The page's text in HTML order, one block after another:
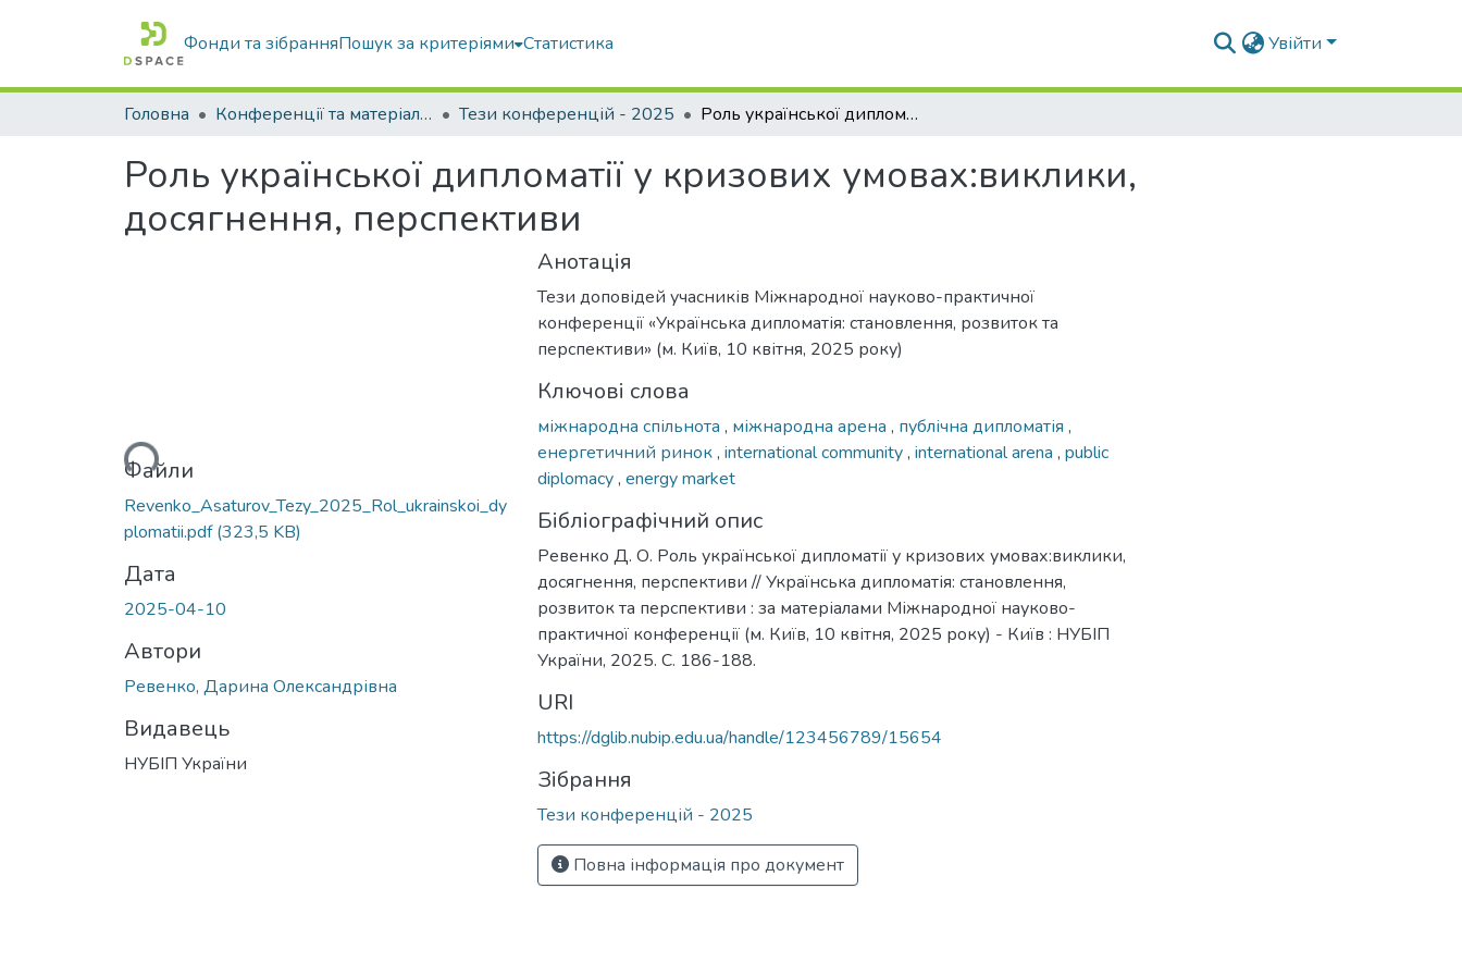
Фонди та зібранняПошук за критеріями Статистика Увійти
Головна Конференції та матеріали конференцій Тези конференцій - 2025 Роль української дипломатії у кризових умовах:виклики, досягнення, перспективи
Роль української дипломатії у кризових умовах:виклики,
досягнення, перспективи
Вантажиться...Файли
Revenko_Asaturov_Tezy_2025_Rol_ukrainskoi_dy
plomatii.pdf(323,5 KB)
Дата
2025-04-10
Автори
Ревенко, Дарина Олександрівна
Видавець
НУБІП України
Анотація
Тези доповідей учасників Міжнародної науково-практичної
конференції «Українська дипломатія: становлення, розвиток та
перспективи» (м. Київ, 10 квітня, 2025 року)
Ключові слова
міжнародна спільнота , міжнародна арена , публічна дипломатія ,
енергетичний ринок, international community, international arena , public
diplomacy, energy market
Бібліографічний опис
Ревенко Д. О. Роль української дипломатії у кризових умовах:виклики,
досягнення, перспективи // Українська дипломатія: становлення,
розвиток та перспективи : за матеріалами Міжнародної науково-
практичної конференції (м. Київ, 10 квітня, 2025 року) - Київ : НУБІП
України, 2025. С. 186-188.
URI
https://dglib.nubip.edu.ua/handle/123456789/15654
Зібрання
Тези конференцій - 2025
Повна інформація про документ